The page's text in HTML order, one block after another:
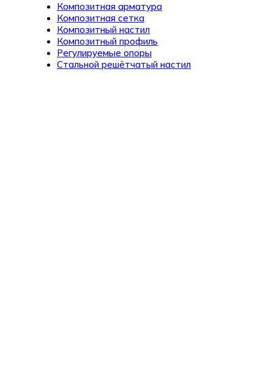
Композитная арматура
Композитная сетка
Композитный настил
Композитный профиль
Регулируемые опоры
Стальной решётчатый настил